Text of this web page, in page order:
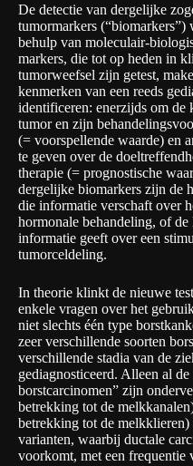
De detectie van dergelijke
tumormarkers
behulp van moleculair-
markers, die tot op heden in
tumorweefsel zijn getest,
kenmerken van een reeds
identificeren: enerzijds om de
tumor en zijn
(= voorspellende waarde) en
te geven over de
therapie (= prognostische
dergelijke biomarkers zijn de
die informatie verschaft over
hormonale behandeling, of
informatie geeft over een
tumorceldeling.
In theorie klinkt de nieuwe
enkele vragen over het
niet slechts één type
zeer verschillende soorten
verschillende stadia van de
gediagnosticeerd. Alleen al
borstcarcinomen” zijn
betrekking tot de
betrekking tot de melkklieren)
varianten, waarbij ductale
voorkomt, met een frequentie